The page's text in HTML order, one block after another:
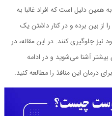
دلیل است که افراد غالبا به
از بین برده و در کنار داشتن یک
جلوگیری کنند. در این مقاله، در
بیشتر آشنا می‌شوید و در ادامه
درمان این منافذ را مطالعه کنید.